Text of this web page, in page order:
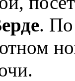
.